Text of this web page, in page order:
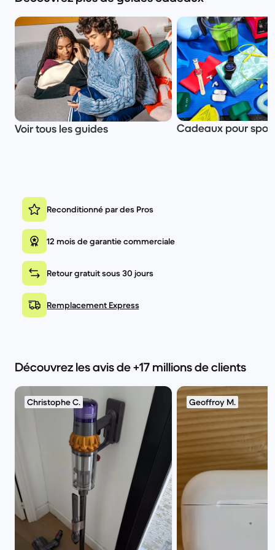
Voir tous les guides Cadeaux pour
Reconditionné par des Pros
12 mois de garantie commerciale
Retour gratuit sous 30 jours
Remplacement Express
Découvrez les avis de +17 millions de clients
Christophe C. Geoffroy M.